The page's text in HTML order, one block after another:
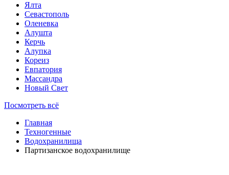
Ялта
Севастополь
Оленевка
Алушта
Керчь
Алупка
Кореиз
Евпатория
Массандра
Новый Свет
Посмотреть всё
Главная
Техногенные
Водохранилища
Партизанское водохранилище